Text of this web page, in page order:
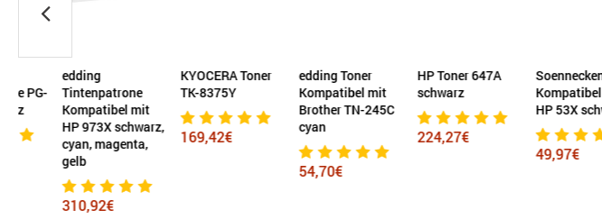
edding
Tintenpatrone
Kompatibel mit
HP 973X schwarz,
cyan, magenta,
310,92€
KYOCERA Toner
TK-8375Y
169,42€
edding Toner
Kompatibel mit
Brother TN-245C
cyan
54,70€
HP Toner 647A
schwarz
224,27€
Soennecken Toner
Kompatibel mit
HP 53X schwarz
49,97€